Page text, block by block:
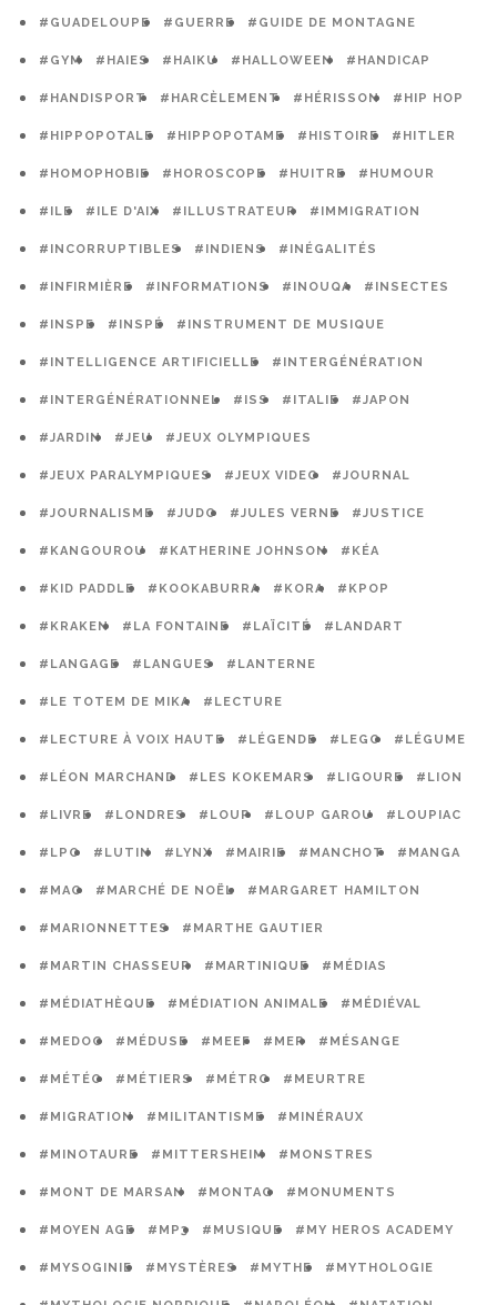
#GUADELOUPE #GUERRE #GUIDE DE MONTAGNE
#GYM #HAIES #HAIKU #HALLOWEEN #HANDICAP
#HANDISPORT #HARCÈLEMENT #HÉRISSON #HIP HOP
#HIPPOPOTALE #HIPPOPOTAME #HISTOIRE #HITLER
#HOMOPHOBIE #HOROSCOPE #HUITRE #HUMOUR
#ILE #ILE D'AIX #ILLUSTRATEUR #IMMIGRATION
#INCORRUPTIBLES #INDIENS #INÉGALITÉS
#INFIRMIÈRE #INFORMATIONS #INOUQA #INSECTES
#INSPE #INSPÉ #INSTRUMENT DE MUSIQUE
#INTELLIGENCE ARTIFICIELLE #INTERGÉNÉRATION
#INTERGÉNÉRATIONNEL #ISS #ITALIE #JAPON
#JARDIN #JEU #JEUX OLYMPIQUES
#JEUX PARALYMPIQUES #JEUX VIDEO #JOURNAL
#JOURNALISME #JUDO #JULES VERNE #JUSTICE
#KANGOUROU #KATHERINE JOHNSON #KÉA
#KID PADDLE #KOOKABURRA #KORA #KPOP
#KRAKEN #LA FONTAINE #LAÏCITÉ #LANDART
#LANGAGE #LANGUES #LANTERNE
#LE TOTEM DE MIKA #LECTURE
#LECTURE À VOIX HAUTE #LÉGENDE #LEGO #LÉGUME
#LÉON MARCHAND #LES KOKEMARS #LIGOURE #LION
#LIVRE #LONDRES #LOUP #LOUP GAROU #LOUPIAC
#LPO #LUTIN #LYNX #MAIRIE #MANCHOT #MANGA
#MAO #MARCHÉ DE NOËL #MARGARET HAMILTON
#MARIONNETTES #MARTHE GAUTIER
#MARTIN CHASSEUR #MARTINIQUE #MÉDIAS
#MÉDIATHÈQUE #MÉDIATION ANIMALE #MÉDIÉVAL
#MEDOC #MÉDUSE #MEEF #MER #MÉSANGE
#MÉTÉO #MÉTIERS #MÉTRO #MEURTRE
#MIGRATION #MILITANTISME #MINÉRAUX
#MINOTAURE #MITTERSHEIM #MONSTRES
#MONT DE MARSAN #MONTAG #MONUMENTS
#MOYEN AGE #MP3 #MUSIQUE #MY HEROS ACADEMY
#MYSOGINIE #MYSTÈRES #MYTHE #MYTHOLOGIE